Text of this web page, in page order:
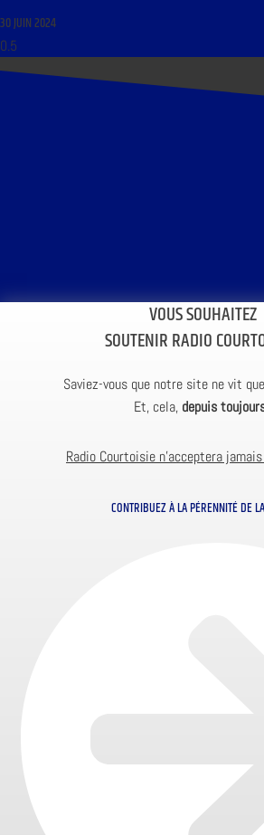
30 JUIN 2024
VOUS SOUHAITEZ
SOUTENIR RADIO
Saviez-vous que notre site ne vit
Et, cela, depuis
Radio Courtoisie n’acceptera
CONTRIBUEZ À LA PÉRENNITÉ DE